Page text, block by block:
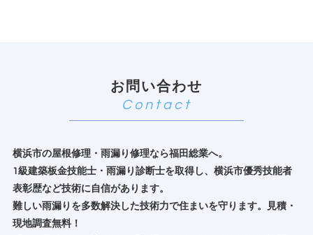
お問い合わせ
横浜市の屋根修理・雨漏り修理なら福田総業へ。
1級建築板金技能士・雨漏り診断士を取得し、横浜市優秀技能者
表彰歴など技術に自信があります。
難しい雨漏りを多数解決した技術力で住まいを守ります。見積・
現地調査無料！